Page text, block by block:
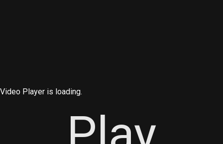
Video Player is loading.